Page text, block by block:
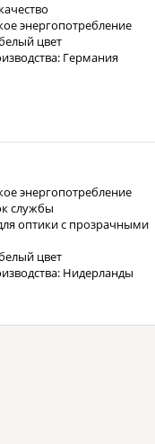
энергопотребление
цвет
Германия
энергопотребление
службы
оптики с прозрачными
цвет
Нидерланды